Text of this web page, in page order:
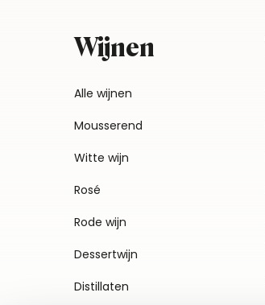
Wijnen
Alle wijnen
Mousserend
Witte wijn
Rosé
Rode wijn
Dessertwijn
Distillaten